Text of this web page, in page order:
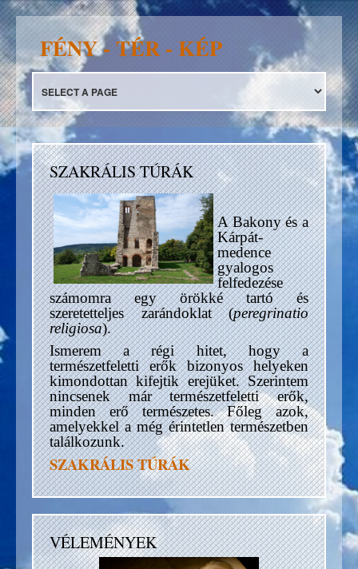
FÉNY - TÉR - KÉP
SZAKRÁLIS TÚRÁK
A Bakony és a
Kárpát-
medence
gyalogos
felfedezése
számomra egy örökké tartó és
szeretetteljes zarándoklat (peregrinatio
religiosa).
Ismerem a régi hitet, hogy a
természetfeletti erők bizonyos helyeken
kimondottan kifejtik erejüket. Szerintem
nincsenek már természetfeletti erők,
minden erő természetes. Főleg azok,
amelyekkel a még érintetlen természetben
találkozunk.
SZAKRÁLIS TÚRÁK
VÉLEMÉNYEK